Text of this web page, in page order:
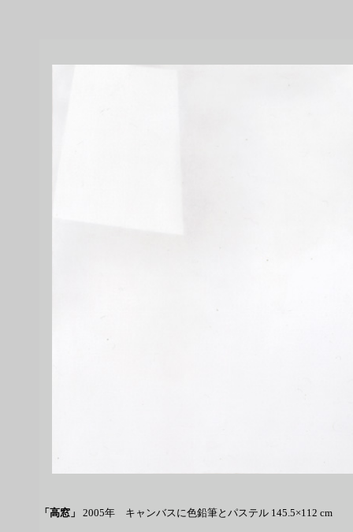
「高窓」 2005年 キャンバスに色鉛筆とパステル 145.5×112 cm